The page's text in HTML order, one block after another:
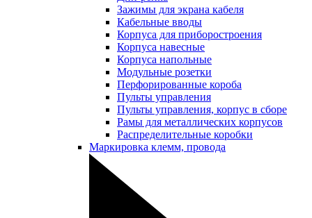
Зажимы для экрана кабеля
Кабельные вводы
Корпуса для приборостроения
Корпуса навесные
Корпуса напольные
Модульные розетки
Перфорированные короба
Пульты управления
Пульты управления, корпус в сборе
Рамы для металлических корпусов
Распределительные коробки
Маркировка клемм, провода